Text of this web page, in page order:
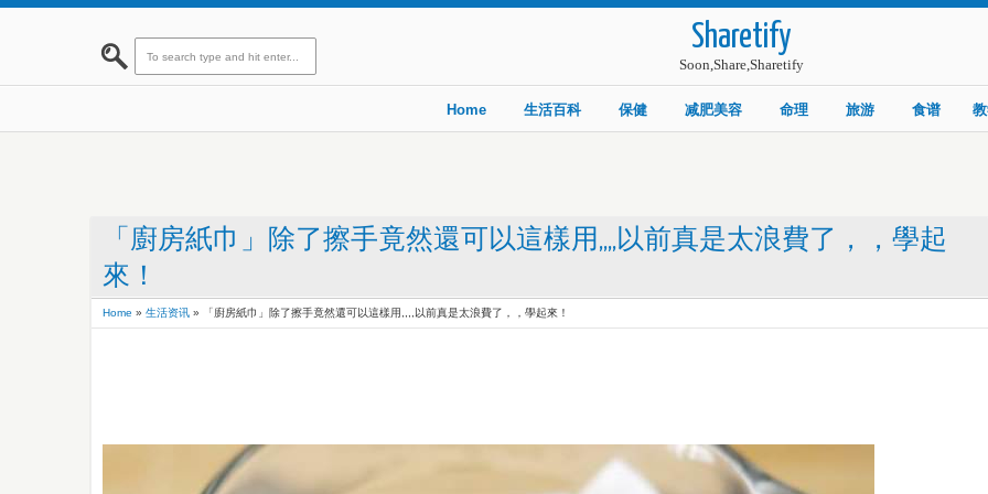
Sharetify
Soon,Share,Sharetify
Home 生活百科 保健 减肥美容 命理 旅游 食谱
「廚房紙巾」除了擦手竟然還可以這樣用,,,,以前真是太浪費了，，學起
來！
Home » 生活资讯 » 「廚房紙巾」除了擦手竟然還可以這樣用,,,,以前真是太浪費了，，學起來！